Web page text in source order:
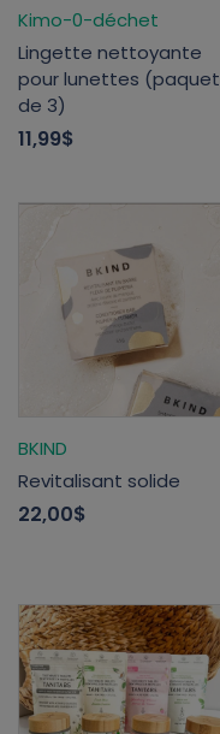
Kimo-0-déchet
Lingette nettoyante
pour lunettes (paquet
de 3)
11,99$
BKIND
Revitalisant solide
22,00$